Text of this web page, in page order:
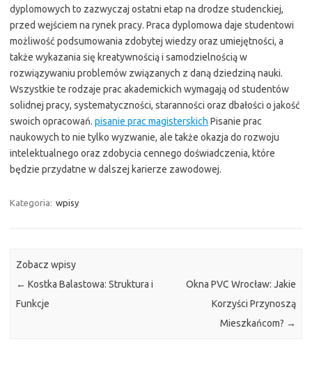
dyplomowych to zazwyczaj ostatni etap na drodze studenckiej,
przed wejściem na rynek pracy. Praca dyplomowa daje studentowi
możliwość podsumowania zdobytej wiedzy oraz umiejętności, a
także wykazania się kreatywnością i samodzielnością w
rozwiązywaniu problemów związanych z daną dziedziną nauki.
Wszystkie te rodzaje prac akademickich wymagają od studentów
solidnej pracy, systematyczności, staranności oraz dbałości o jakość
swoich opracowań. pisanie prac magisterskich Pisanie prac
naukowych to nie tylko wyzwanie, ale także okazja do rozwoju
intelektualnego oraz zdobycia cennego doświadczenia, które
będzie przydatne w dalszej karierze zawodowej.
Kategoria: wpisy
Zobacz wpisy
← Kostka Balastowa: Struktura i
Funkcje
Okna PVC Wrocław: Jakie
Korzyści Przynoszą
Mieszkańcom? →